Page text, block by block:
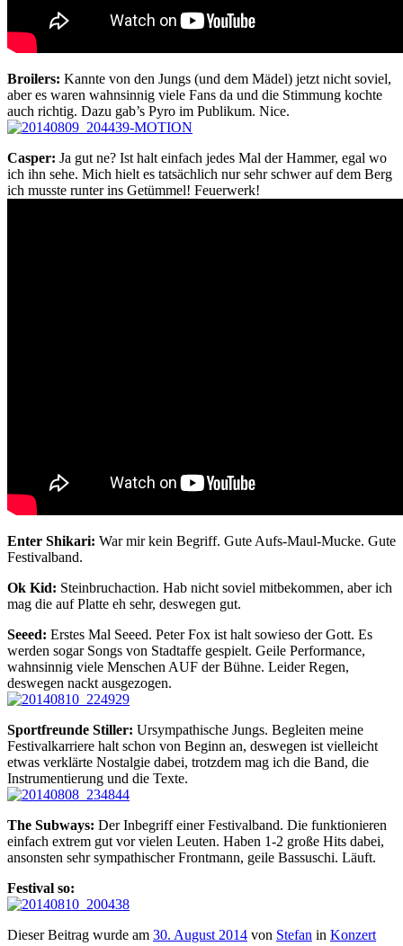
Broilers: Kannte von den Jungs (und dem Mädel) jetzt nicht soviel,
aber es waren wahnsinnig viele Fans da und die Stimmung kochte
auch richtig. Dazu gab’s Pyro im Publikum. Nice.
Casper: Ja gut ne? Ist halt einfach jedes Mal der Hammer, egal wo
ich ihn sehe. Mich hielt es tatsächlich nur sehr schwer auf dem Berg
ich musste runter ins Getümmel! Feuerwerk!
Enter Shikari: War mir kein Begriff. Gute Aufs-Maul-Mucke. Gute
Festivalband.
Ok Kid: Steinbruchaction. Hab nicht soviel mitbekommen, aber ich
mag die auf Platte eh sehr, deswegen gut.
Seeed: Erstes Mal Seeed. Peter Fox ist halt sowieso der Gott. Es
werden sogar Songs von Stadtaffe gespielt. Geile Performance,
wahnsinnig viele Menschen AUF der Bühne. Leider Regen,
deswegen nackt ausgezogen.
Sportfreunde Stiller: Ursympathische Jungs. Begleiten meine
Festivalkarriere halt schon von Beginn an, deswegen ist vielleicht
etwas verklärte Nostalgie dabei, trotzdem mag ich die Band, die
Instrumentierung und die Texte.
The Subways: Der Inbegriff einer Festivalband. Die funktionieren
einfach extrem gut vor vielen Leuten. Haben 1-2 große Hits dabei,
ansonsten sehr sympathischer Frontmann, geile Bassuschi. Läuft.
Festival so:
Dieser Beitrag wurde am 30. August 2014 von Stefan in Konzert